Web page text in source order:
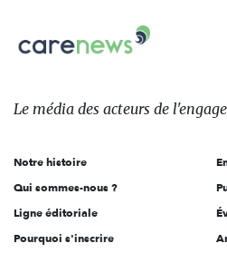
sur:
Le
des
l'engagement
Le média des acteurs de
Notre histoire
Qui sommes-nous ?
Ligne éditoriale
Pourquoi s'inscrire